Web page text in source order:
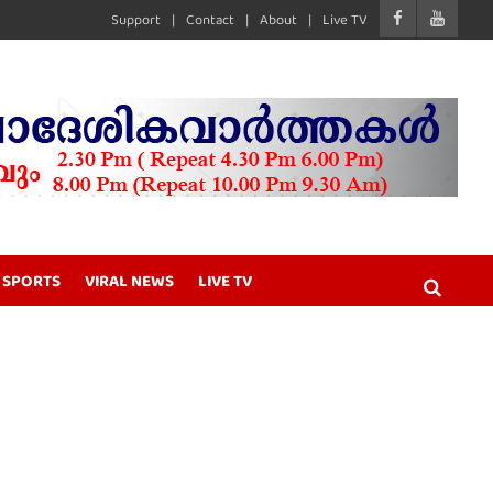
Support Contact About Live TV
SPORTS VIRAL NEWS LIVE TV